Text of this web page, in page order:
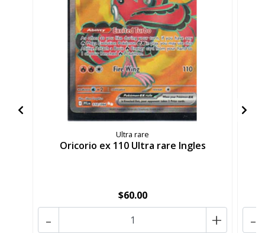
Ultra rare
Oricorio ex 110 Ultra rare Ingles
$60.00
+
- -